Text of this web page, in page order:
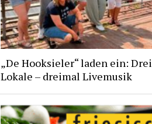
„De Hooksieler“ laden ein: Drei
Lokale – dreimal Livemusik